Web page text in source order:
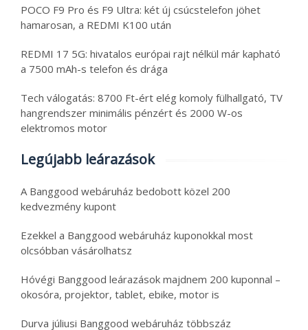
POCO F9 Pro és F9 Ultra: két új csúcstelefon jöhet
hamarosan, a REDMI K100 után
REDMI 17 5G: hivatalos európai rajt nélkül már kapható
a 7500 mAh-s telefon és drága
Tech válogatás: 8700 Ft-ért elég komoly fülhallgató, TV
hangrendszer minimális pénzért és 2000 W-os
elektromos motor
Legújabb leárazások
A Banggood webáruház bedobott közel 200
kedvezmény kupont
Ezekkel a Banggood webáruház kuponokkal most
olcsóbban vásárolhatsz
Hóvégi Banggood leárazások majdnem 200 kuponnal –
okosóra, projektor, tablet, ebike, motor is
Durva júliusi Banggood webáruház többszáz